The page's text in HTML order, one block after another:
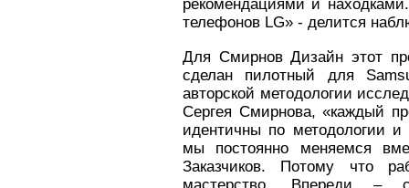
рекомендациями и
телефонов LG» - делится
Для Смирнов Дизайн этот
сделан пилотный для
авторской методологии
Сергея Смирнова, «каждый
идентичны по методологии и
мы постоянно меняемся
Заказчиков. Потому что